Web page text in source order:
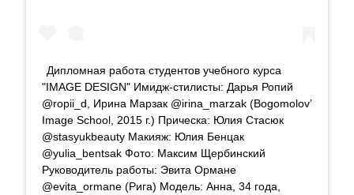
Дипломная работа студентов учебного курса
"IMAGE DESIGN" Имидж-стилисты: Дарья Ропий
@ropii_d, Ирина Марзак @irina_marzak (Bogomolov’
Image School, 2015 г.) Прическа: Юлия Стасюк
@stasyukbeauty Макияж: Юлия Бенцак
@yulia_bentsak Фото: Максим Щербинский
Руководитель работы: Эвита Ормане
@evita_ormane (Рига) Модель: Анна, 34 года,